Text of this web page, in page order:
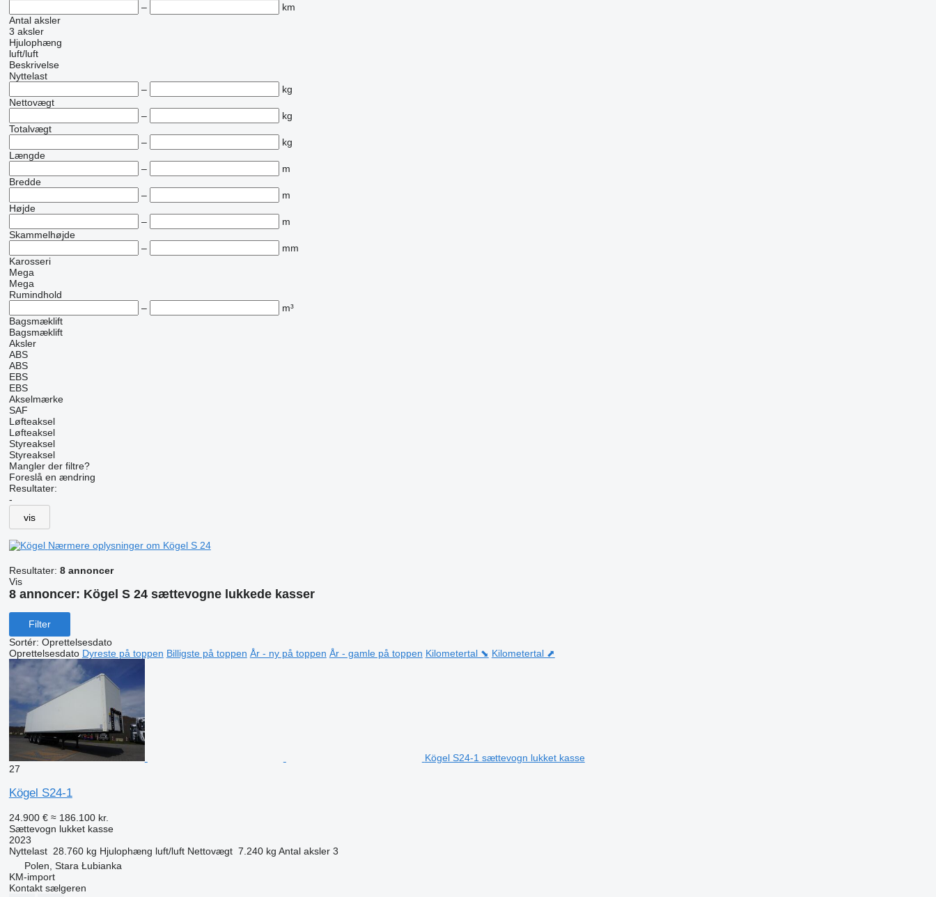
–
km
Antal aksler
3 aksler
Hjulophæng
luft/luft
Beskrivelse
Nyttelast
–
kg
Nettovægt
–
kg
Totalvægt
–
kg
Længde
–
m
Bredde
–
m
Højde
–
m
Skammelhøjde
–
mm
Karosseri
Mega
Mega
Rumindhold
–
m³
Bagsmæklift
Bagsmæklift
Aksler
ABS
ABS
EBS
EBS
Akselmærke
SAF
Løfteaksel
Løfteaksel
Styreaksel
Styreaksel
Mangler der filtre?
Foreslå en ændring
Resultater:
-
vis
Nærmere oplysninger om Kögel S 24
Resultater: 8 annoncer
Vis
8 annoncer: Kögel S 24 sættevogne lukkede kasser
Filter
Sortér: Oprettelsesdato
Oprettelsesdato Dyreste på toppen Billigste på toppen År - ny på toppen År - gamle på toppen Kilometertal ⬊ Kilometertal ⬈
Kögel S24-1 sættevogn lukket kasse
27
Kögel S24-1
24.900 € ≈ 186.100 kr.
Sættevogn lukket kasse
2023
Nyttelast 28.760 kg Hjulophæng luft/luft Nettovægt 7.240 kg Antal aksler 3
Polen, Stara Łubianka
KM-import
Kontakt sælgeren